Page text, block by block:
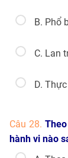
B. Phổ
C. Lan
D.
Câu 28.
hành vi nào